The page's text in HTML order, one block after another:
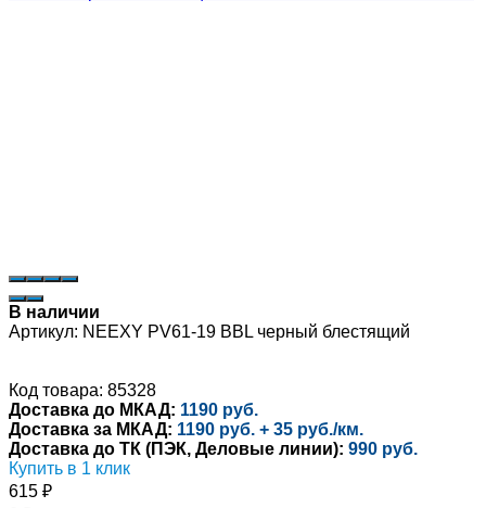
В наличии
Артикул: NEEXY PV61-19 BBL черный блестящий
Код товара: 85328
Доставка до МКАД: 1190 руб.
Доставка за МКАД: 1190 руб. + 35 руб./км.
Доставка до ТК (ПЭК, Деловые линии): 990 руб.
Купить в 1 клик
615 ₽